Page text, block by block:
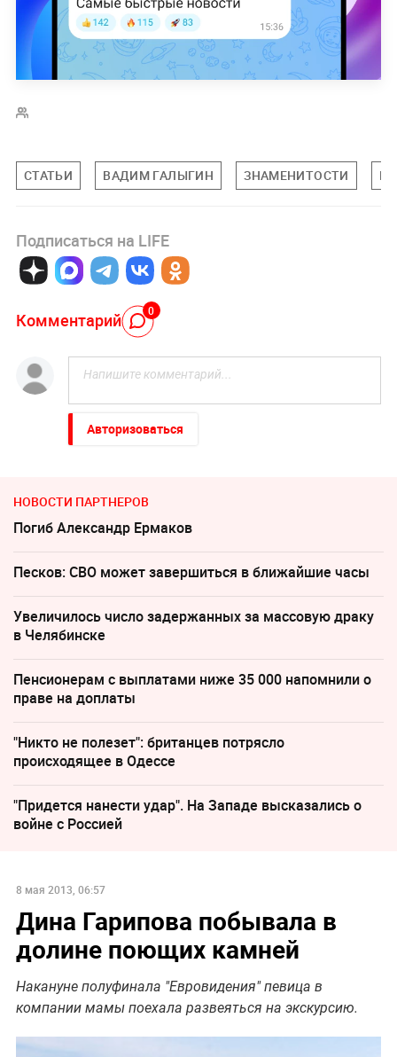
СТАТЬИ ВАДИМ ГАЛЫГИН ЗНАМЕНИТОСТИ
Подписаться на LIFE
Комментарий 0
Авторизоваться
НОВОСТИ ПАРТНЕРОВ
Погиб Александр Ермаков
Песков: СВО может завершиться в ближайшие часы
Увеличилось число задержанных за массовую драку
в Челябинске
Пенсионерам с выплатами ниже 35 000 напомнили о
праве на доплаты
"Никто не полезет": британцев потрясло
происходящее в Одессе
"Придется нанести удар". На Западе высказались о
войне с Россией
8 мая 2013, 06:57
Дина Гарипова побывала в
долине поющих камней
Накануне полуфинала "Евровидения" певица в
компании мамы поехала развеяться на экскурсию.